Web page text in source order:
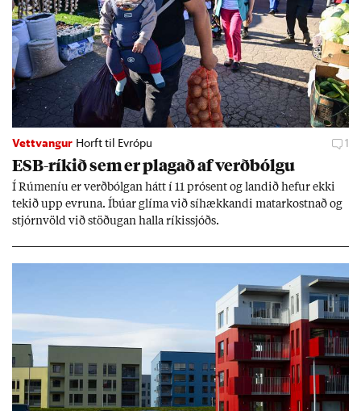
Vettvangur Horft til Evrópu 1
ESB-rík­ið sem er plag­að af verð­bólgu
Í Rúm­en­íu er verð­bólg­an hátt í 11 pró­sent og land­ið hef­ur ekki
tek­ið upp evr­una. Íbú­ar glíma við sí­hækk­andi mat­ar­kostn­að og
stjórn­völd við stöð­ug­an halla rík­is­sjóðs.